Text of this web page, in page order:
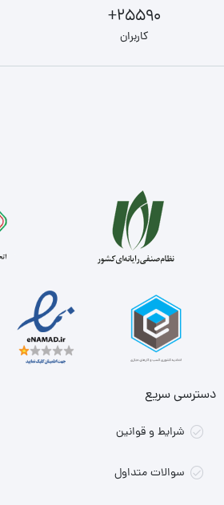
25590+
کاربران
دسترسی سریع
شرایط و قوانین
سوالات متداول